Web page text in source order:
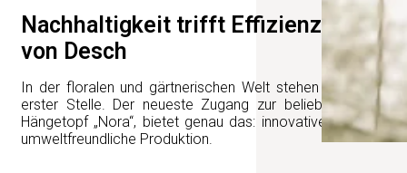
Nachhaltigkeit trifft Effizienz: Der 32
von Desch
In der floralen und gärtnerischen Welt stehen praktische
erster Stelle. Der neueste Zugang zur beliebten
Hängetopf „Nora“, bietet genau das: innovative
umweltfreundliche Produktion.